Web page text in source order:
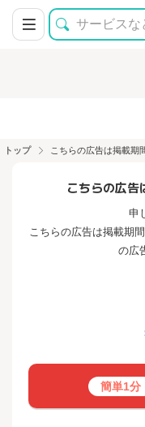
トップ こちらの広告は掲載期
こちらの広告
申
こちらの広告は掲載期
の広
簡単1分